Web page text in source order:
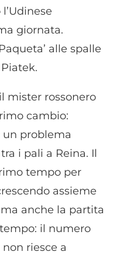
giornata.
alle spalle
il mister rossonero
cambio:
problema
i pali a Reina. Il
tempo per
assieme
anche la partita
il numero
riesce a